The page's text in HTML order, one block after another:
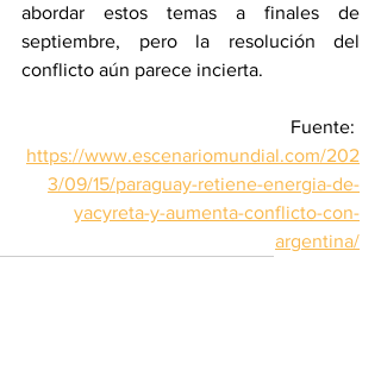
abordar estos temas a finales de
septiembre, pero la resolución del
conflicto aún parece incierta.
Fuente:
https://www.escenariomundial.com/202
3/09/15/paraguay-retiene-energia-de-
yacyreta-y-aumenta-conflicto-con-
argentina/